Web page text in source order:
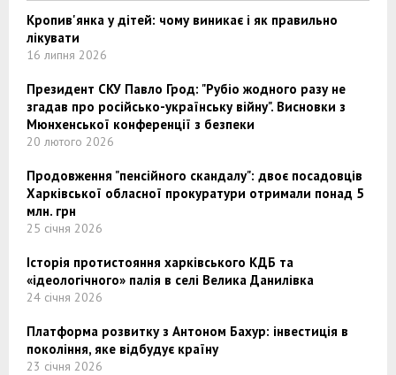
Кропив'янка у дітей: чому виникає і як правильно
лікувати
16 липня 2026
Президент СКУ Павло Грод: "Рубіо жодного разу не
згадав про російсько-українську війну". Висновки з
Мюнхенської конференції з безпеки
20 лютого 2026
Продовження "пенсійного скандалу": двоє посадовців
Харківської обласної прокуратури отримали понад 5
млн. грн
25 січня 2026
Історія протистояння харківського КДБ та
«ідеологічного» палія в селі Велика Данилівка
24 січня 2026
Платформа розвитку з Антоном Бахур: інвестиція в
покоління, яке відбудує країну
23 січня 2026